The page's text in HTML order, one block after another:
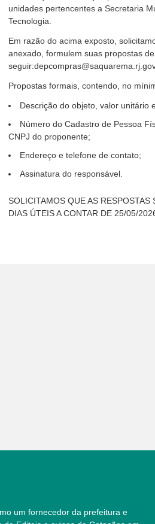
unidades pertencentes a Secretaria
Tecnologia.
Em razão do acima exposto,
anexado, formulem suas propostas
Propostas formais, contendo, no
Descrição do objeto, valor unitário
Número do Cadastro de Pessoa
CNPJ do proponente;
Endereço e telefone de contato;
Assinatura do responsável.
SOLICITAMOS QUE AS
DIAS ÚTEIS A CONTAR DE 25/05/
um fornecedor da prefeitura e